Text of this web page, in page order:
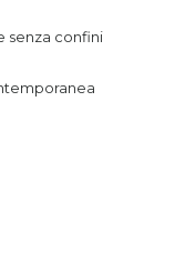
senza confini